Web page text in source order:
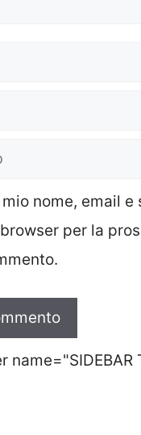
nome, email e
per la
name="SIDEBAR